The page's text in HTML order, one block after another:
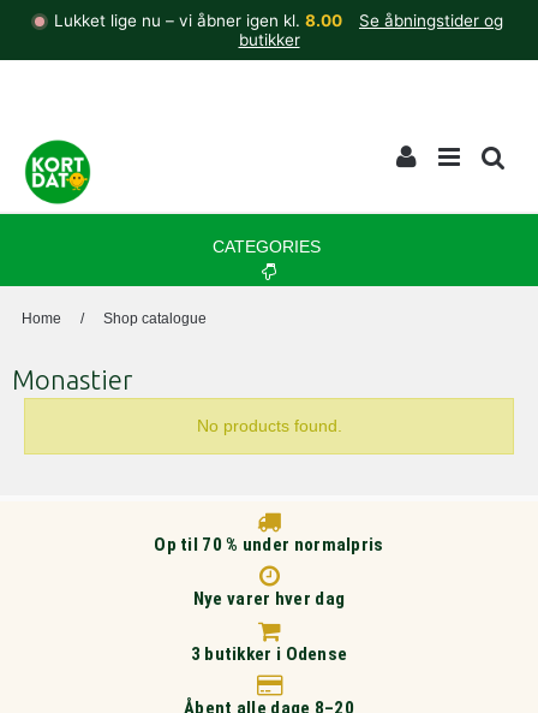
Lukket lige nu – vi åbner igen kl. 8.00
Se åbningstider og
butikker
CATEGORIES
Home / Shop catalogue
Monastier
No products found.
Op til 70 % under normalpris
Nye varer hver dag
3 butikker i Odense
Åbent alle dage 8–20